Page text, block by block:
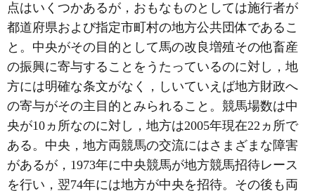
点はいくつかあるが，おもなものとしては施行者が
都道府県および指定市町村の地方公共団体であるこ
と。中央がその目的として馬の改良増殖その他畜産
の振興に寄与することをうたっているのに対し，地
方には明確な条文がなく，しいていえば地方財政へ
の寄与がその主目的とみられること。競馬場数は中
央が10ヵ所なのに対し，地方は2005年現在22ヵ所で
ある。中央，地方両競馬の交流にはさまざまな障害
があるが，1973年に中央競馬が地方競馬招待レース
を行い，翌74年には地方が中央を招待。その後も両